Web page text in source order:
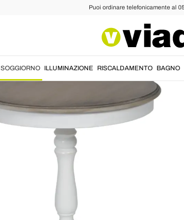
Puoi ordinare telefonicamente al
SOGGIORNO ILLUMINAZIONE RISCALDAMENTO BAGNO